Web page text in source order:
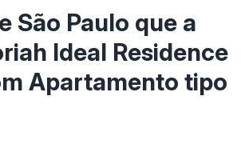
São Paulo que a
Ideal Residence
Apartamento tipo